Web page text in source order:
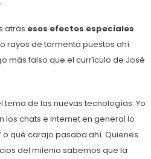
atrás esos efectos especiales
rayos de tormenta puestos ahí
más falso que el currículo de José
de las nuevas tecnologías. Yo
los chats e Internet en general lo
o qué carajo pasaba ahí. Quienes
del milenio sabemos que la